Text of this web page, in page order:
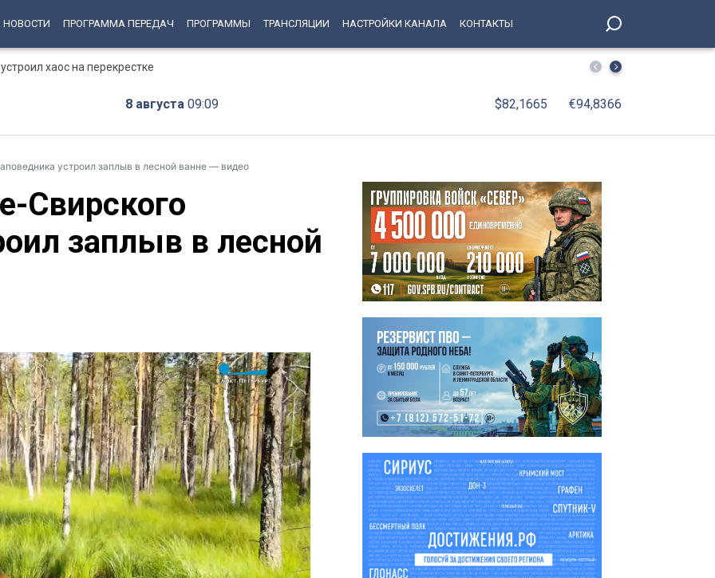
НОВОСТИ ПРОГРАММА ПЕРЕДАЧ ПРОГРАММЫ ТРАНСЛЯЦИИ НАСТРОЙКИ КАНАЛА КОНТАКТЫ
хаос на перекрестке Температура в Петербурге рухнет ниже нормы на 3
8 августа 09:09 $82,1665 €94,8366
устроил заплыв в лесной ванне — видео
Свирского
заплыв в лесной